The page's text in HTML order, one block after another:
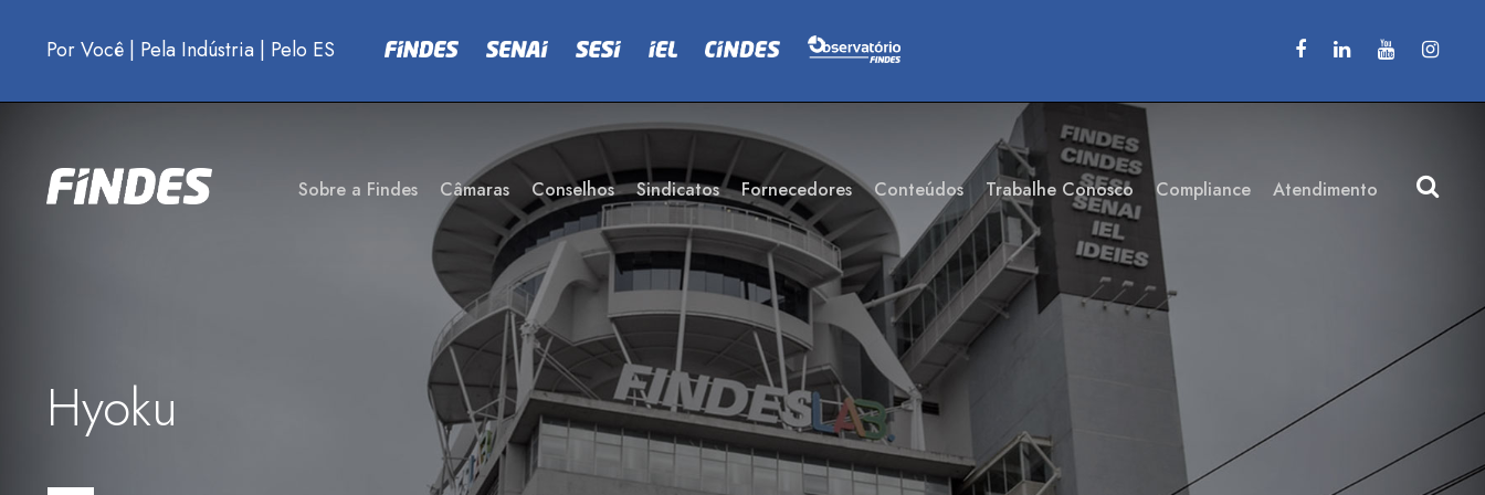
Por Você | Pela Indústria | Pelo ES
Sobre a Findes Câmaras Conselhos Sindicatos Fornecedores Conteúdos Trabalhe Conosco Compliance Atendimento
Hyoku